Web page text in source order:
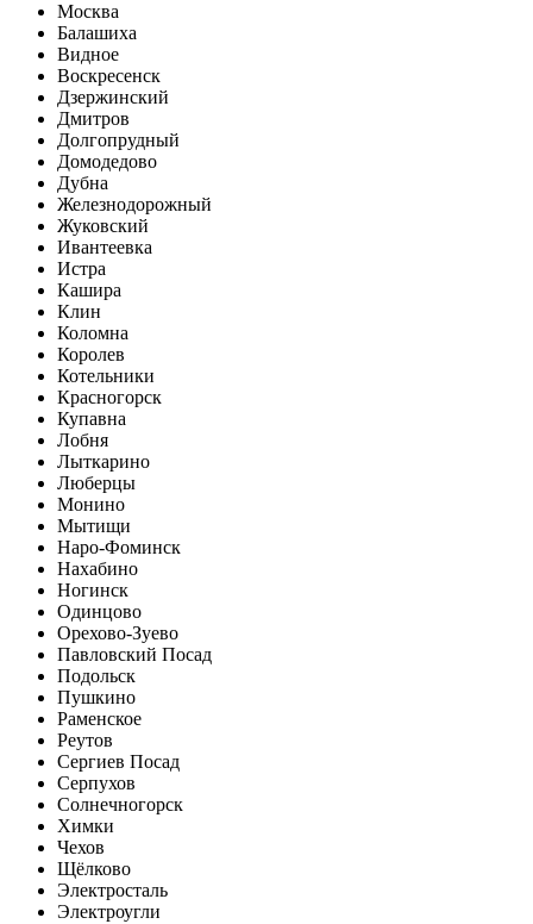
Москва
Балашиха
Видное
Воскресенск
Дзержинский
Дмитров
Долгопрудный
Домодедово
Дубна
Железнодорожный
Жуковский
Ивантеевка
Истра
Кашира
Клин
Коломна
Королев
Котельники
Красногорск
Купавна
Лобня
Лыткарино
Люберцы
Монино
Мытищи
Наро-Фоминск
Нахабино
Ногинск
Одинцово
Орехово-Зуево
Павловский Посад
Подольск
Пушкино
Раменское
Реутов
Сергиев Посад
Серпухов
Солнечногорск
Химки
Чехов
Щёлково
Электросталь
Электроугли